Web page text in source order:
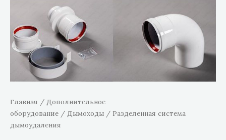
Главная / Дополнительное
оборудование / Дымоходы / Разделенная система
дымоудаления